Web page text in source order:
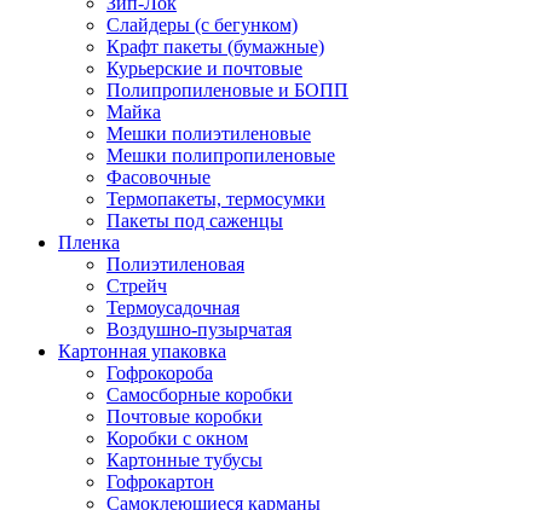
Слайдеры (с бегунком)
Крафт пакеты (бумажные)
Курьерские и почтовые
Полипропиленовые и БОПП
Майка
Мешки полиэтиленовые
Мешки полипропиленовые
Фасовочные
Термопакеты, термосумки
Пакеты под саженцы
Пленка
Полиэтиленовая
Стрейч
Термоусадочная
Воздушно-пузырчатая
Картонная упаковка
Гофрокороба
Самосборные коробки
Почтовые коробки
Коробки с окном
Картонные тубусы
Гофрокартон
Самоклеющиеся карманы